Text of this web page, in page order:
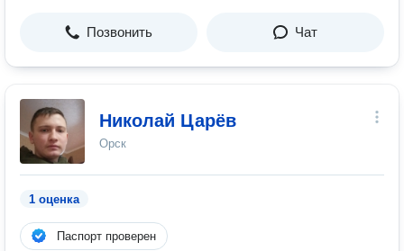
Позвонить Чат
Николай Царёв
Орск
1 оценка
Паспорт проверен